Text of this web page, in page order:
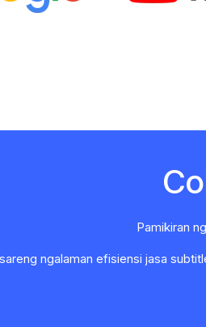
Pamikiran
ngalaman efisiensi jasa